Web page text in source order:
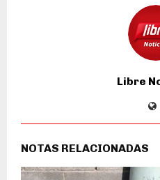
Libre
NOTAS RELACIONADAS